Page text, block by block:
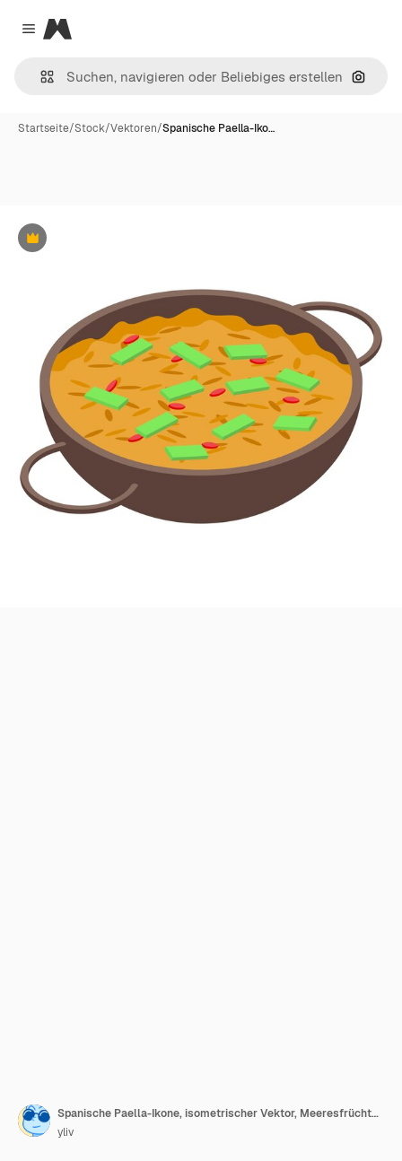
Close menu
Magnific
Nach
Startseite/Stock/Vektoren/Spanische Paella-Iko…
Premium
Spanische Paella-Ikone, isometrischer Vektor, Meeresfrüchte-Küche, Fisch, Spanien
yliv